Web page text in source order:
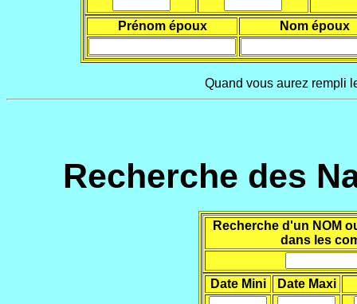
Prénom époux Nom époux
Quand vous aurez rempli
Recherche des
Recherche d'un NOM
dans les
Date Mini Date Maxi